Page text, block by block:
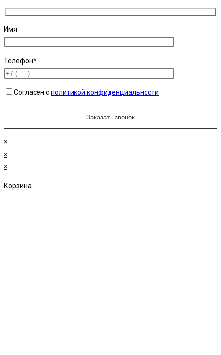
Имя
Телефон*
Согласен сполитикой конфиденциальности
×
×
×
Корзина